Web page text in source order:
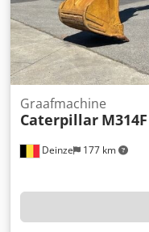
Deinze 177 km
Graafmachine
Caterpillar M314F